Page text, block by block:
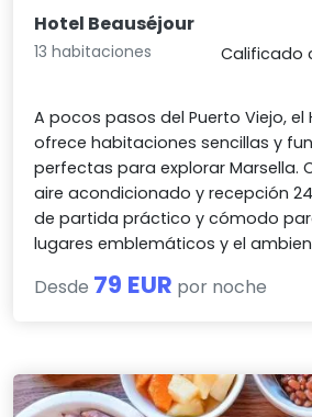
Hotel Beauséjour
13 habitaciones
Calificado
A pocos pasos del Puerto Viejo, el
ofrece habitaciones sencillas y
perfectas para explorar Marsella.
aire acondicionado y recepción
de partida práctico y cómodo
lugares emblemáticos y el
Desde 79 EUR por noche